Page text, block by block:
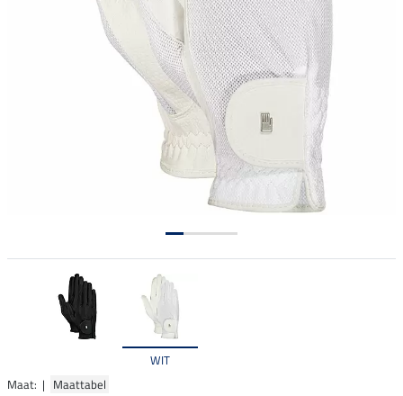
WIT
Maat: | Maattabel